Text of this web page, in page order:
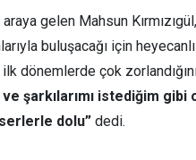
gelen Mahsun
buluşacağı için
dönemlerde çok
şarkılarımı istediğim gibi
dolu” dedi.